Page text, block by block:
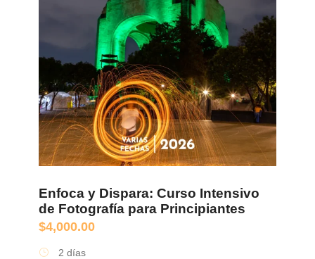
Enfoca y Dispara: Curso Intensivo
de Fotografía para Principiantes
$4,000.00
2 días